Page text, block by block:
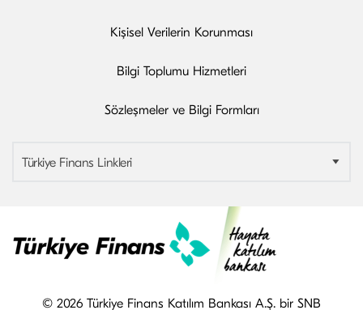
Kişisel Verilerin Korunması
Bilgi Toplumu Hizmetleri
Sözleşmeler veBilgi Formları
Türkiye Finans Linkleri
© 2026 Türkiye Finans Katılım Bankası A.Ş. bir SNB